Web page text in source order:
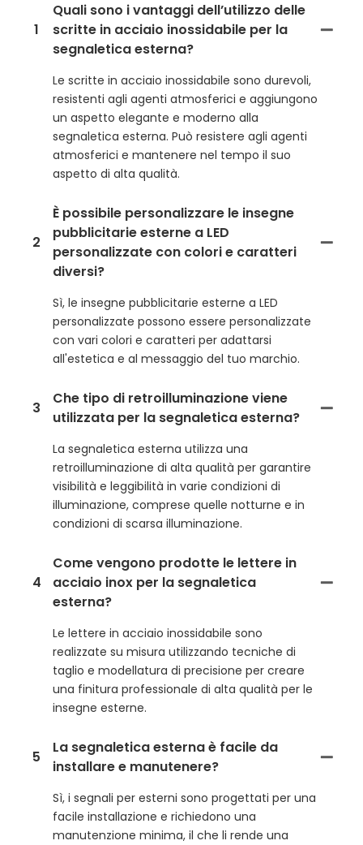
1
Quali sono i vantaggi dell’utilizzo delle
scritte in acciaio inossidabile per la
segnaletica esterna?
Le scritte in acciaio inossidabile sono durevoli,
resistenti agli agenti atmosferici e aggiungono
un aspetto elegante e moderno alla
segnaletica esterna. Può resistere agli agenti
atmosferici e mantenere nel tempo il suo
aspetto di alta qualità.
2
È possibile personalizzare le insegne
pubblicitarie esterne a LED
personalizzate con colori e caratteri
diversi?
Sì, le insegne pubblicitarie esterne a LED
personalizzate possono essere personalizzate
con vari colori e caratteri per adattarsi
all'estetica e al messaggio del tuo marchio.
3
Che tipo di retroilluminazione viene
utilizzata per la segnaletica esterna?
La segnaletica esterna utilizza una
retroilluminazione di alta qualità per garantire
visibilità e leggibilità in varie condizioni di
illuminazione, comprese quelle notturne e in
condizioni di scarsa illuminazione.
4
Come vengono prodotte le lettere in
acciaio inox per la segnaletica
esterna?
Le lettere in acciaio inossidabile sono
realizzate su misura utilizzando tecniche di
taglio e modellatura di precisione per creare
una finitura professionale di alta qualità per le
insegne esterne.
5
La segnaletica esterna è facile da
installare e manutenere?
Sì, i segnali per esterni sono progettati per una
facile installazione e richiedono una
manutenzione minima, il che li rende una